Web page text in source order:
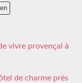
vivre provençal à
de charme près